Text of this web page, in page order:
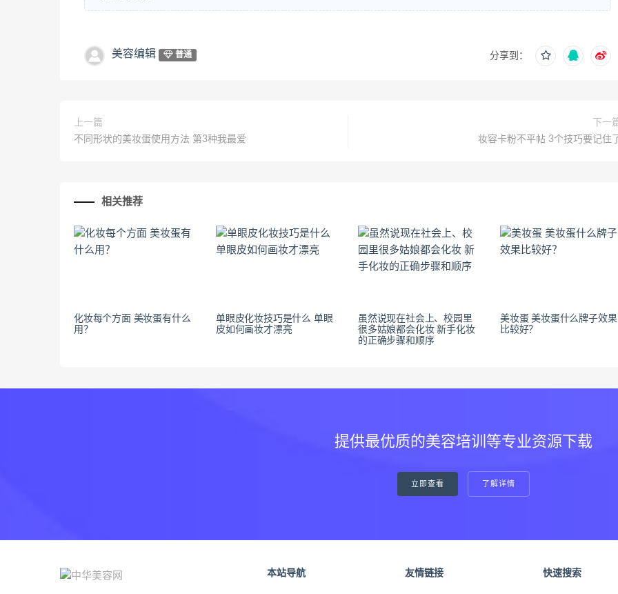
美容编辑 普通 分享到：
上一篇
不同形状的美妆蛋使用方法 第3种我最爱
下一
妆容卡粉不平帖 3个技巧要记住
相关推荐
化妆每个方面 美妆蛋有什么
用？
单眼皮化妆技巧是什么 单眼
皮如何画妆才漂亮
虽然说现在社会上、校园里
很多姑娘都会化妆 新手化妆
的正确步骤和顺序
美妆蛋 美妆蛋什么牌子效果
比较好？
提供最优质的美容培训等专业资源下载
立即查看 了解详情
本站导航 友情链接 快速搜索